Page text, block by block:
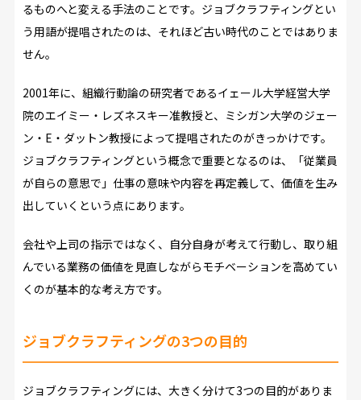
るものへと変える手法のことです。ジョブクラフティングとい
う用語が提唱されたのは、それほど古い時代のことではありま
せん。
2001年に、組織行動論の研究者であるイェール大学経営大学
院のエイミー・レズネスキー准教授と、ミシガン大学のジェー
ン・E・ダットン教授によって提唱されたのがきっかけです。
ジョブクラフティングという概念で重要となるのは、「従業員
が自らの意思で」仕事の意味や内容を再定義して、価値を生み
出していくという点にあります。
会社や上司の指示ではなく、自分自身が考えて行動し、取り組
んでいる業務の価値を見直しながらモチベーションを高めてい
くのが基本的な考え方です。
ジョブクラフティングの3つの目的
ジョブクラフティングには、大きく分けて3つの目的がありま